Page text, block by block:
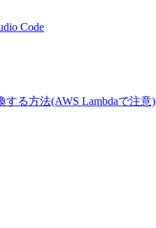
Code
する方法(AWS Lambdaで注意)